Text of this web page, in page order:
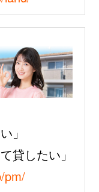
」
貸したい」
pm/